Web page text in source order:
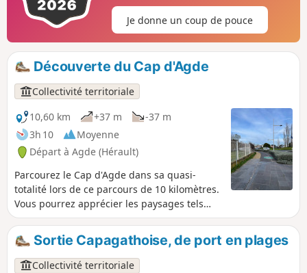
Gestionnaire de cette Réserve, l’ADENA est une association
de préservation et de sensibilisation à la nature, experte en
vous propose de découvrir cet itinéraire, dans et autour de
la réserve, que vous pourrez parcourir à pied ou à vélo, afin
d’observer librement les richesses naturelles et
patrimoniales de ce territoire.
Je donne un coup de pouce
Découverte du Cap d'Agde
Collectivité territoriale
10,60 km
+37 m
-37 m
3h 10
Moyenne
Départ à Agde (Hérault)
Parcourez le Cap d'Agde dans sa quasi-
totalité lors de ce parcours de 10 kilomètres.
Vous pourrez apprécier les paysages tels
que les plages de Rochelongue et de
Richelieu, le Palais des Congrès, le parc
aquatique d'Aqualand, le Mont Saint-Loup et
le golf du Cap d'Agde.
Sortie Capagathoise, de port en plages
Collectivité territoriale